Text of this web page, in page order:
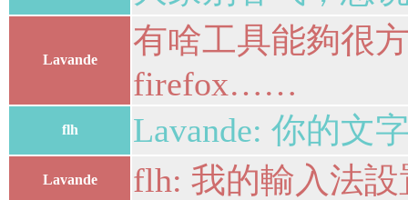
Lavande
有啥工具能夠很
firefox……
flh Lavande: 你的文
Lavande flh: 我的輸入法